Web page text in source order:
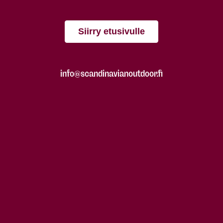
Siirry etusivulle
info@scandinavianoutdoor.fi